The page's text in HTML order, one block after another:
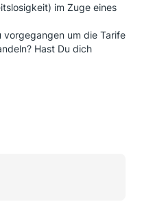
im Zuge eines
vorgegangen um die Tarife
Hast Du dich